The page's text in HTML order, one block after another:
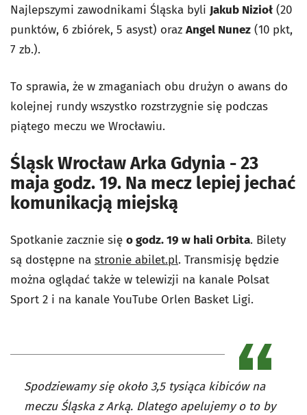
Najlepszymi zawodnikami Śląska byli Jakub Nizioł (20
punktów, 6 zbiórek, 5 asyst) oraz Angel Nunez (10 pkt,
7 zb.).
To sprawia, że w zmaganiach obu drużyn o awans do
kolejnej rundy wszystko rozstrzygnie się podczas
piątego meczu we Wrocławiu.
Śląsk Wrocław Arka Gdynia - 23
maja godz. 19. Na mecz lepiej jechać
komunikacją miejską
Spotkanie zacznie się o godz. 19 w hali Orbita. Bilety
są dostępne na stronie abilet.pl. Transmisję będzie
można oglądać także w telewizji na kanale Polsat
Sport 2 i na kanale YouTube Orlen Basket Ligi.
Spodziewamy się około 3,5 tysiąca kibiców na
meczu Śląska z Arką. Dlatego apelujemy o to by